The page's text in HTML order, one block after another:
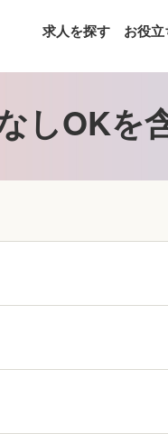
求人を探す お役
しOKを